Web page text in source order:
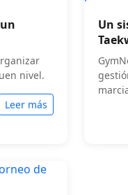
nivel.
Leer más
Un